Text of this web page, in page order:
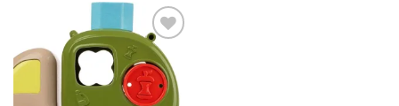
Toevoegen
aan
verlanglijst